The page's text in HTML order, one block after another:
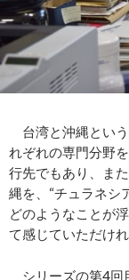
台湾と沖縄とい
れぞれの専門分野
行先でもあり、ま
縄を、“チュラネシ
どのようなことが
て感じていただけ
シリーズの第4回